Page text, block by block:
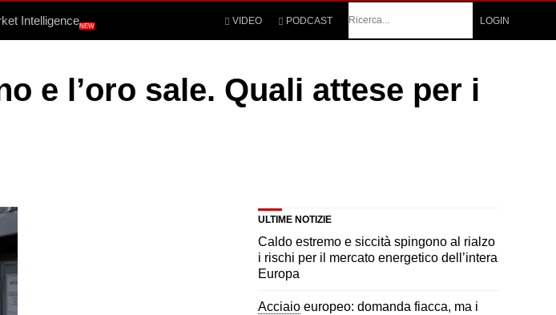
IntelligenceNEW VIDEO PODCAST
LOGIN
e l’oro sale. Quali attese per i
ULTIME NOTIZIE
Caldo estremo e siccità spingono al rialzo
i rischi per il mercato energetico dell’intera
Europa
Acciaio europeo: domanda fiacca, ma i